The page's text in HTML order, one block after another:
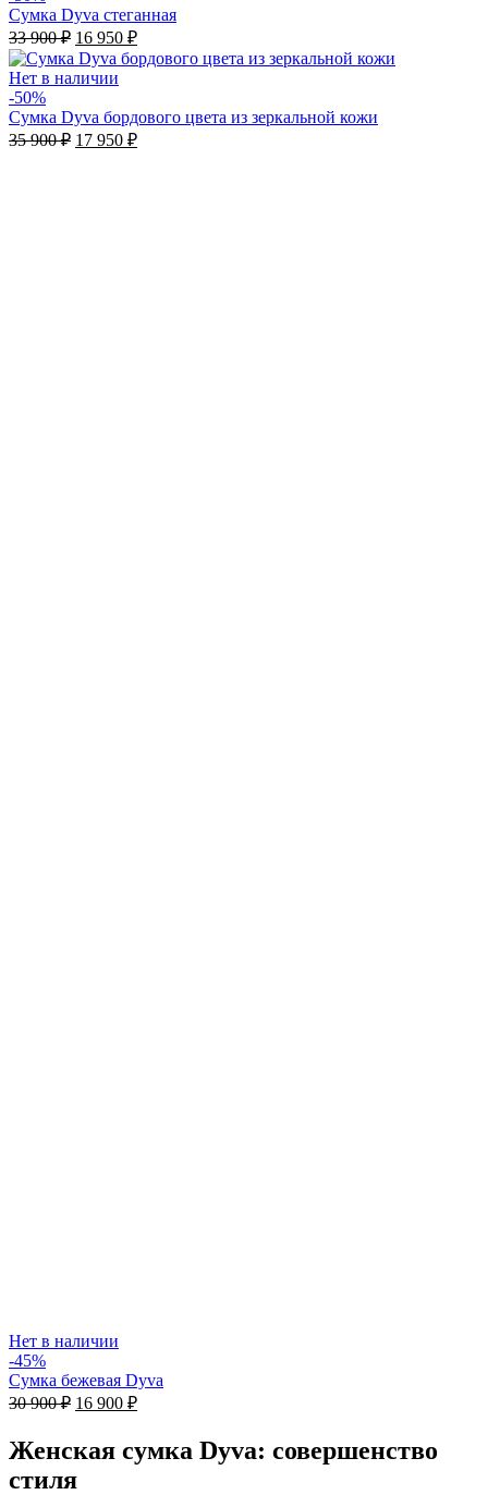
39
900 ₽.
950 ₽.
Сумка Dyva стеганная
33 900₽ Первоначальная
цена
составляла
33
900 ₽.
16 950 ₽Текущая
цена:
16
Нет в наличии
-50%
Сумка Dyva бордового цвета из зеркальной кожи
35 900₽ Первоначальная
17 950 ₽Текущая
Нет в наличии
-45%
Сумка бежевая Dyva
30 900₽ Первоначальная
30
900 ₽.
16 900 ₽Текущая
900 ₽.
Женская сумка Dyva: совершенство
стиля